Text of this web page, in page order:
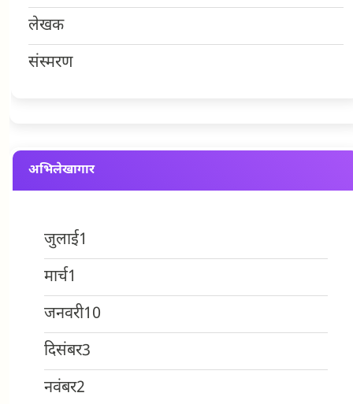
लेखक
संस्मरण
अभिलेखागार
जुलाई1
मार्च1
जनवरी10
दिसंबर3
नवंबर2